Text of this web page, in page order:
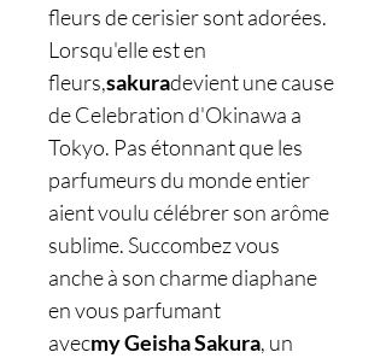
fleurs de cerisier sont adorées.
Lorsqu'elle est en
fleurs,sakuradevient une cause
de Celebration d'Okinawa a
Tokyo. Pas étonnant que les
parfumeurs du monde entier
aient voulu célébrer son arôme
sublime. Succombez vous
anche à son charme diaphane
en vous parfumant
avecmy Geisha Sakura, un